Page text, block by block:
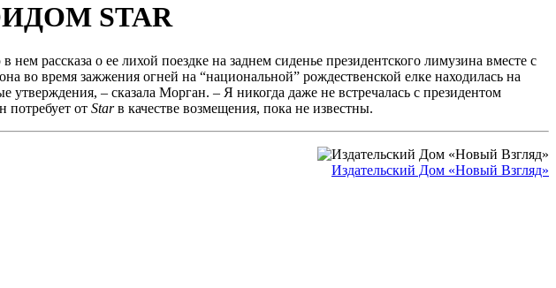
STAR
нем рассказа о ее лихой поездке на заднем сиденье президентского лимузина вместе с
во время зажжения огней на “национальной” рождественской елке находилась на
– сказала Морган. – Я никогда даже не встречалась с президентом
потребует от Starв качестве возмещения, пока не известны.
Издательский Дом «Новый Взгляд»